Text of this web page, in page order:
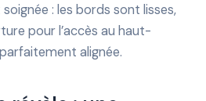
: les bords sont lisses,
pour l’accès au haut-
alignée.